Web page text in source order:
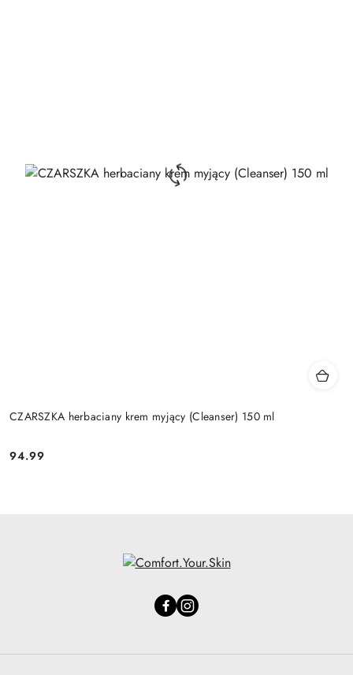
CZARSZKA herbaciany krem myjący (Cleanser) 150 ml
Cena:
94.99